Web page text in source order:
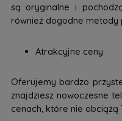
są oryginalne i
również dogodne metody
Atrakcyjne ceny
Oferujemy bardzo
znajdziesz nowoczesne
cenach, które nie obciążą